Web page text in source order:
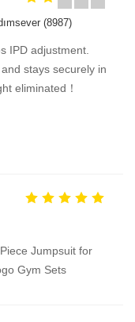
(8987)
IPD adjustment.
stays securely in
eliminated！
Jumpsuit for
Gym Sets